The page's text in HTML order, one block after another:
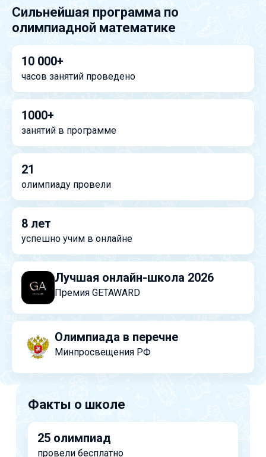
Сильнейшая программа по
олимпиадной математике
10 000+
часов занятий проведено
1000+
занятий в программе
21
олимпиаду провели
8 лет
успешно учим в онлайне
Лучшая онлайн-школа 2026
Премия GETAWARD
Олимпиада в перечне
Минпросвещения РФ
Факты о школе
25 олимпиад
провели бесплатно